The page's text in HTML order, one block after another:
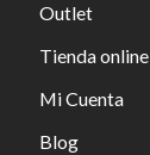
Outlet
Tienda online
Mi Cuenta
Blog